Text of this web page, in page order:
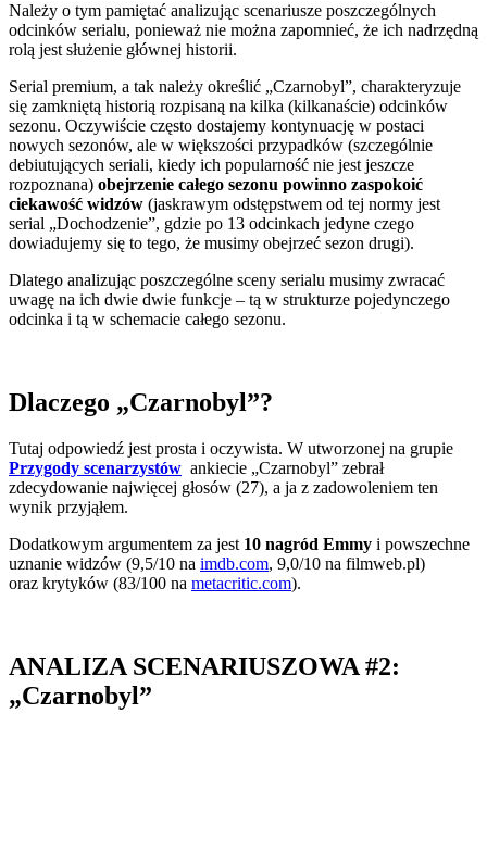
Należy o tym pamiętać analizując scenariusze poszczególnych
odcinków serialu, ponieważ nie można zapomnieć, że ich nadrzędną
rolą jest służenie głównej historii.
Serial premium, a tak należy określić „Czarnobyl”, charakteryzuje
się zamkniętą historią rozpisaną na kilka (kilkanaście) odcinków
sezonu. Oczywiście często dostajemy kontynuację w postaci
nowych sezonów, ale w większości przypadków (szczególnie
debiutujących seriali, kiedy ich popularność nie jest jeszcze
rozpoznana) obejrzenie całego sezonu powinno zaspokoić
ciekawość widzów (jaskrawym odstępstwem od tej normy jest
serial „Dochodzenie”, gdzie po 13 odcinkach jedyne czego
dowiadujemy się to tego, że musimy obejrzeć sezon drugi).
Dlatego analizując poszczególne sceny serialu musimy zwracać
uwagę na ich dwie dwie funkcje – tą w strukturze pojedynczego
odcinka i tą w schemacie całego sezonu.
Dlaczego „Czarnobyl”?
Tutaj odpowiedź jest prosta i oczywista. W utworzonej na grupie
Przygody scenarzystów ankiecie „Czarnobyl” zebrał
zdecydowanie najwięcej głosów (27), a ja z zadowoleniem ten
wynik przyjąłem.
Dodatkowym argumentem za jest 10 nagród Emmy i powszechne
uznanie widzów (9,5/10 na imdb.com, 9,0/10 na filmweb.pl)
oraz krytyków (83/100 na metacritic.com).
ANALIZA SCENARIUSZOWA #2:
„Czarnobyl”